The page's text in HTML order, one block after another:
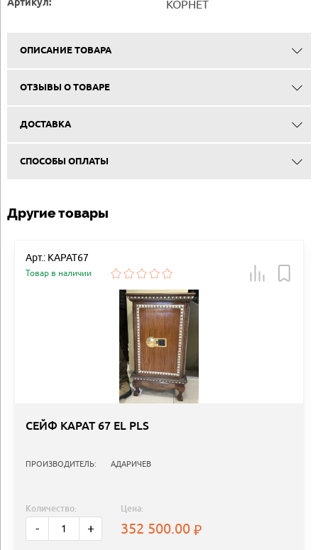
Артикул: КОРНЕТ
ОПИСАНИЕ ТОВАРА
ОТЗЫВЫ О ТОВАРЕ
ДОСТАВКА
СПОСОБЫ ОПЛАТЫ
Другие товары
Арт.: КАРАТ67
Товар в наличии
СЕЙФ КАРАТ 67 EL PLS
ПРОИЗВОДИТЕЛЬ: АДАРИЧЕВ
Количество:
- +
Цена:
352 500.00